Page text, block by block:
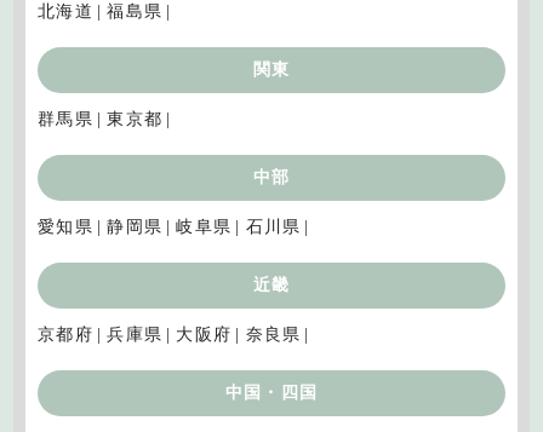
北海道 福島県
関東
群馬県 東京都
中部
愛知県 静岡県 岐阜県 石川県
近畿
京都府 兵庫県 大阪府 奈良県
中国・四国